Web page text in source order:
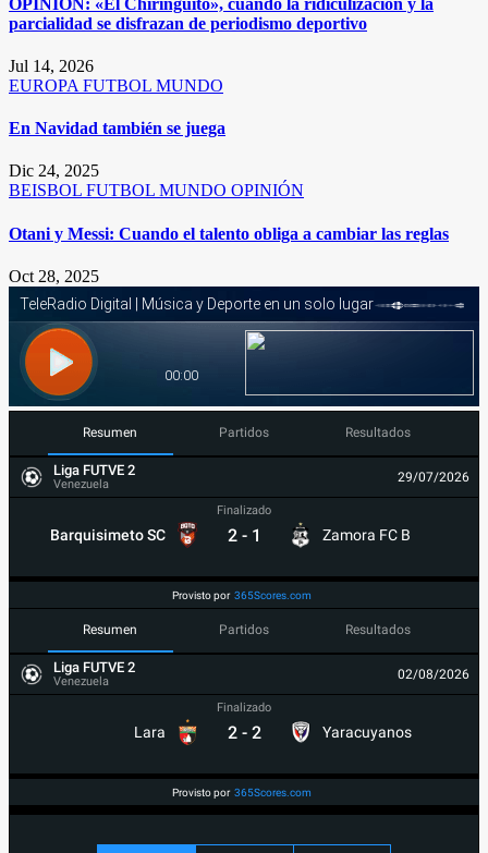
parcialidad se disfrazan de periodismo deportivo
Jul 14, 2026
EUROPA FUTBOL MUNDO
En Navidad también se juega
Dic 24, 2025
BEISBOL FUTBOL MUNDO OPINIÓN
Otani y Messi: Cuando el talento obliga a cambiar las reglas
Oct 28, 2025
Resumen Partidos Resultados
Liga FUTVE 2
Venezuela 29/07/2026
Barquisimeto SC
Finalizado
2 - 1 Zamora FC B
Provisto por 365Scores.com
Resumen Partidos Resultados
Liga FUTVE 2
Venezuela 02/08/2026
Lara
Finalizado
2 - 2 Yaracuyanos
Provisto por 365Scores.com